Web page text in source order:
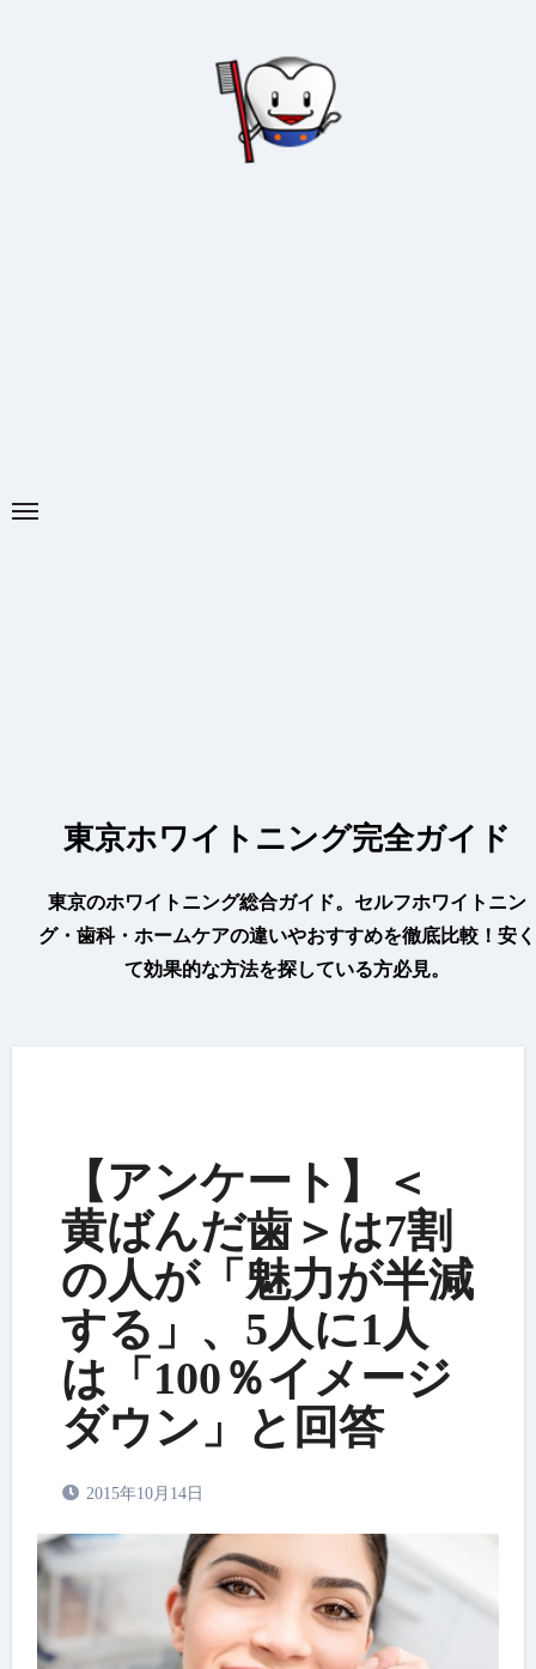
東京ホワイトニング完全ガイド
東京のホワイトニング総合ガイド。セルフホワイトニン
グ・歯科・ホームケアの違いやおすすめを徹底比較！安く
て効果的な方法を探している方必見。
【アンケート】＜
黄ばんだ歯＞は7割
の人が「魅力が半減
する」、5人に1人
は「100％イメージ
ダウン」と回答
2015年10月14日